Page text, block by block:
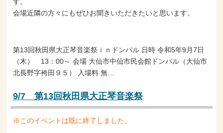
す。
会場近隣の方々にもぜひお聞きいただきたいと思います。
第13回秋田県大正琴音楽祭ｉｎドンパル 日時 令和5年9月7日
（木） 13：00～ 会場 大仙市中仙市民会館ドンパル（大仙市
北長野字袴田９５） 入場料 無…
9/7 第13回秋田県大正琴音楽祭
※このイベントは既に終了しました。